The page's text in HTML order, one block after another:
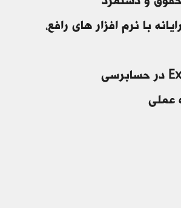
با نرم افزار های رافع،
عملی